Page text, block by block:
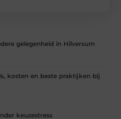
gelegenheid in Hilversum
kosten en beste praktijken bij
keuzestress